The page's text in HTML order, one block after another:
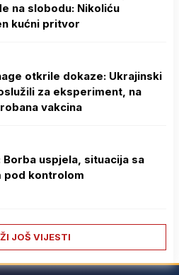
na slobodu: Nikoliću
kućni pritvor
otkrile dokaze: Ukrajinski
za eksperiment, na
vakcina
Borba uspjela, situacija sa
pod kontrolom
JOŠ VIJESTI